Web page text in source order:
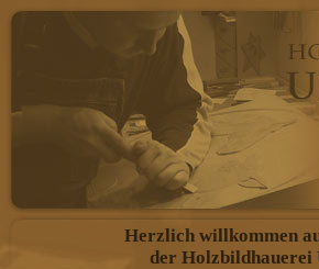
Herzlich willkommen
der Holzbildhauerei